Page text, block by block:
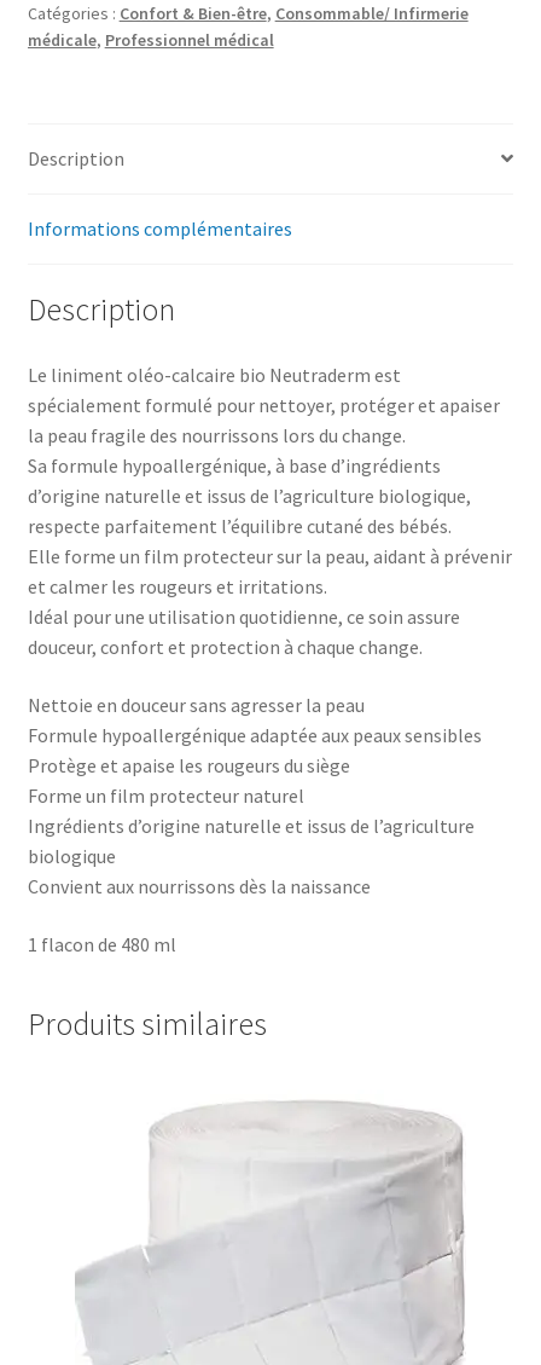
Catégories : Confort & Bien-être, Consommable/ Infirmerie
médicale, Professionnel médical
Description
Informations complémentaires
Description
Le liniment oléo-calcaire bio Neutraderm est
spécialement formulé pour nettoyer, protéger et apaiser
la peau fragile des nourrissons lors du change.
Sa formule hypoallergénique, à base d’ingrédients
d’origine naturelle et issus de l’agriculture biologique,
respecte parfaitement l’équilibre cutané des bébés.
Elle forme un film protecteur sur la peau, aidant à prévenir
et calmer les rougeurs et irritations.
Idéal pour une utilisation quotidienne, ce soin assure
douceur, confort et protection à chaque change.
Nettoie en douceur sans agresser la peau
Formule hypoallergénique adaptée aux peaux sensibles
Protège et apaise les rougeurs du siège
Forme un film protecteur naturel
Ingrédients d’origine naturelle et issus de l’agriculture
biologique
Convient aux nourrissons dès la naissance
1 flacon de 480 ml
Produits similaires